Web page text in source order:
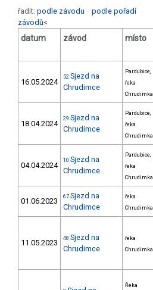
řadit: podle závodu podle pořadí
závodů<
datum závod místo
16.05.2024
52 Sjezd na
Chrudimce
Pardubice,
řeka
Chrudimka
18.04.2024
29 Sjezd na
Chrudimce
Pardubice,
řeka
Chrudimka
04.04.2024
10 Sjezd na
Chrudimce
Pardubice,
řeka
Chrudimka
01.06.2023 67 Sjezd na
Chrudimce
řeka
Chrudimka
11.05.2023 48 Sjezd na
Chrudimce
řeka
Chrudimka
Řeka